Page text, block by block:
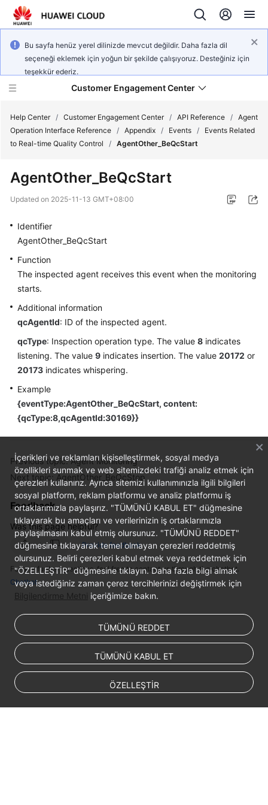
Bu sayfa henüz yerel dilinizde mevcut değildir. Daha fazla dil
seçeneği eklemek için yoğun bir şekilde çalışıyoruz. Desteğiniz için
teşekkür ederiz.
Customer Engagement Center
Getting
User
Price
Details
Developer
API
Reference
FAQs
General
Glossary
Shared
Responsibilities
Service
Level
Agreement
White
Papers
Endpoints
Help Center / Customer Engagement Center / API Reference / Agent
Operation Interface Reference / Appendix / Events /
Events Related
to Real-time Quality Control
/ AgentOther_BeQcStart
AgentOther_BeQcStart
Updated on 2025-11-13 GMT+08:00
Identifier
AgentOther_BeQcStart
Function
The inspected agent receives this event when the monitoring
starts.
Additional information
qcAgentId: ID of the inspected agent.
qcType: Inspection operation type. The value 8 indicates
listening. The value 9 indicates insertion. The value 20172 or
20173 indicates whispering.
Example
{eventType:AgentOther_BeQcStart, content:
{qcType:8,qcAgentId:30169}}
Previous topic: Agent Monitoring
Next topic: AgentOther_BeQcStop
Feedback
Was this page helpful?
Provide feedback
For any further questions, feel free to contact us through the chatbot.
Chatbot
İçerikleri ve reklamları kişiselleştirmek, sosyal medya
özellikleri sunmak ve web sitemizdeki trafiği analiz etmek için
çerezleri kullanırız. Ayrıca sitemizi kullanımınızla ilgili bilgileri
sosyal platform, reklam platformu ve analiz platformu iş
ortaklarımızla paylaşırız. "TÜMÜNÜ KABUL ET" düğmesine
tıklayarak bu amaçları ve verilerinizin iş ortaklarımızla
paylaşılmasını kabul etmiş olursunuz. "TÜMÜNÜ REDDET"
düğmesine tıklayarak temel olmayan çerezleri reddetmiş
olursunuz. Belirli çerezleri kabul etmek veya reddetmek için
"ÖZELLEŞTİR" düğmesine tıklayın. Daha fazla bilgi almak
veya istediğiniz zaman çerez tercihlerinizi değiştirmek için
Bilgilendirme Metni içeriğimize bakın.
TÜMÜNÜ REDDET
TÜMÜNÜ KABUL ET
ÖZELLEŞTİR